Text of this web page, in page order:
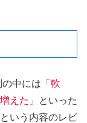
の中には 「軟
えた」
といった
いう内容のレビ